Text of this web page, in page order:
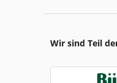
Wir sind Teil